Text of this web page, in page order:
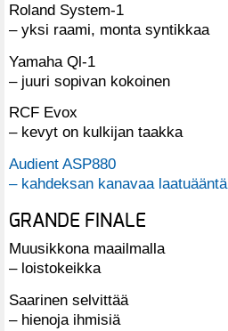
Roland System-1
– yksi raami, monta syntikkaa
Yamaha Ql-1
– juuri sopivan kokoinen
RCF Evox
– kevyt on kulkijan taakka
Audient ASP880
– kahdeksan kanavaa laatuääntä
GRANDE FINALE
Muusikkona maailmalla
– loistokeikka
Saarinen selvittää
– hienoja ihmisiä